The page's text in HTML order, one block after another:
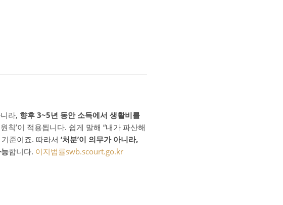
라, 향후 3~5년 동안 소득에서 생활비를
칙’이 적용됩니다. 쉽게 말해 “내가 파산해
준이죠. 따라서 ‘처분’이 의무가 아니라,
합니다. 이지법률swb.scourt.go.kr